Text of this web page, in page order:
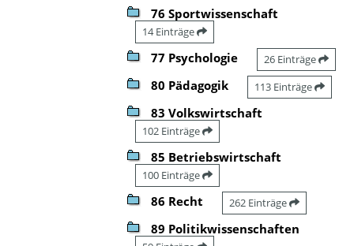
76 Sportwissenschaft
14 Einträge
77 Psychologie 26 Einträge
80 Pädagogik 113 Einträge
83 Volkswirtschaft
102 Einträge
85 Betriebswirtschaft
100 Einträge
86 Recht 262 Einträge
89 Politikwissenschaften